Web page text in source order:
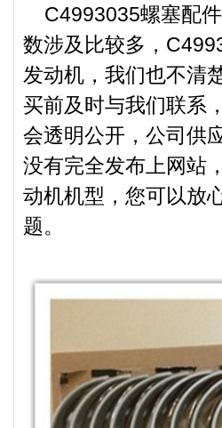
C4993035螺塞配
数涉及比较多，
发动机，我们也不清
买前及时与我们联系
会透明公开，公司供
没有完全发布上网站
动机机型，您可以放
题。